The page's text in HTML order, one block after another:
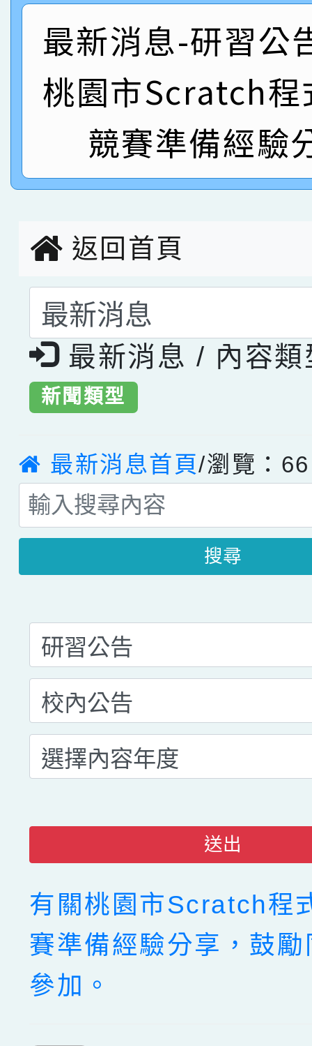
創客第三名。
賽 洪綺君教師榮獲社
名
賀！本校阿巴斯O蜜、
倩參加桃園市科展 國
名 指導老師王老師、
賀！本校四年二班張O
園市英語競賽國小朗讀
指導老師林老師
賀！本校參加桃園市中
賽 劉文瑛教師榮獲教
臺灣台語-第二名
賀！本校參與2026世
市賽榮獲科學小創客佳
最新消息-研習公
桃園市Scratch程
競賽準備經驗
返回首頁
選擇後頁面內容會更
最新消息 / 內容類
新聞類型
最新消息首頁/瀏覽：66
搜尋
送出
有關桃園市Scratch程
賽準備經驗分享，鼓
參加。